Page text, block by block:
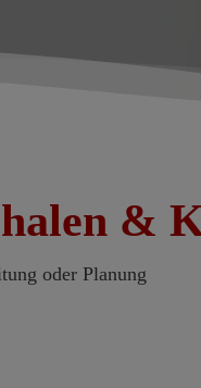
&
oder Planung